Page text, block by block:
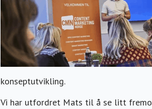
konseptutvikling.
Vi har utfordret Mats til å se litt